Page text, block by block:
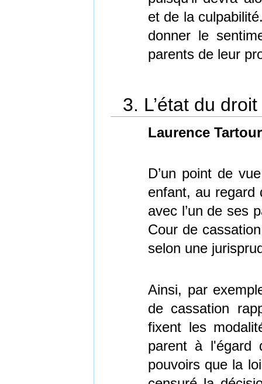
et de la
donner le
parents de leur
3. L’état du
Laurence
D’un point de
enfant, au regard
avec l’un de ses
Cour de
selon une
Ainsi, par
de cassation
fixent les
parent à l'égard
pouvoirs que la